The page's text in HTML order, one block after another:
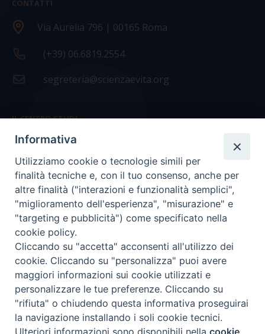
CONTATTI
Via Aurelia 796 | 00165 Roma
(+39) 06.6819.2554
segreteria@scienzaevita.org
IL CENTRO STUDI
La nostra storia
Statuto
Presidenza e ufficio presidenza
Consiglio scientifico
Coordinamento nazionale
COPYRIGHT Scienza & Vita - C.F96600690588- Tutti i
diritti -Privacy- Credits
Informativa
Utilizziamo cookie o tecnologie simili per
finalità tecniche e, con il tuo consenso, anche per
altre finalità ("interazioni e funzionalità semplici",
"miglioramento dell'esperienza", "misurazione" e
"targeting e pubblicità") come specificato nella
cookie policy.
Cliccando su "accetta" acconsenti all'utilizzo dei
cookie. Cliccando su "personalizza" puoi avere
maggiori informazioni sui cookie utilizzati e
personalizzare le tue preferenze. Cliccando su
"rifiuta" o chiudendo questa informativa proseguirai
la navigazione installando i soli cookie tecnici.